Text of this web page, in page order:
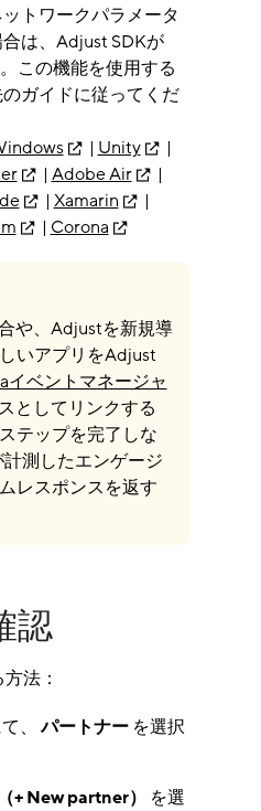
トワークパラメータ
は、Adjust SDKが
この機能を使用する
ガイドに従ってくだ
| Unity
|
| Adobe Air
|
| Xamarin
|
| Corona
や、Adjustを新規導
いアプリをAdjust
イベントマネージャ
としてリンクする
テップを完了しな
測したエンゲージ
レスポンスを返す
認
法：
、パートナー​ を選択
+ New partner）
​ を選